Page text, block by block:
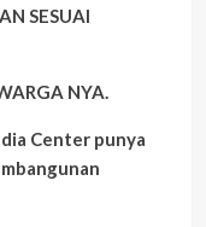
SESUAI
NYA.
Center punya